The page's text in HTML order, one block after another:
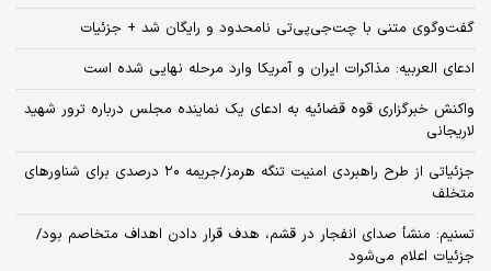
گفت‌وگوی متنی با چت‌جی‌پی‌تی نامحدود و رایگان شد + جزئیات
ادعای العربیه: مذاکرات ایران و آمریکا وارد مرحله نهایی شده است
واکنش خبرگزاری قوه قضائیه به ادعای یک نماینده مجلس درباره ترور شهید
لاریجانی
جزئیاتی از طرح راهبردی امنیت تنگه هرمز/جریمه ۲۰ درصدی برای شناورهای
متخلف
تسنیم: منشأ صدای انفجار در قشم، هدف قرار دادن اهداف متخاصم بود/
جزئیات اعلام می‌شود